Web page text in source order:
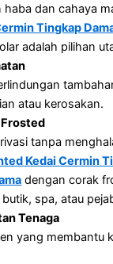
haba dan cahaya
Tingkap
adalah pilihan
atau kerosakan.
Frosted
tanpa
Kedai Cermin
dengan corak
spa, atau
Tenaga
yang membantu